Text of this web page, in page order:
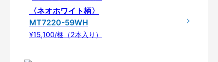
〈ネオホワイト柄〉
MT7220-59WH
¥15,100/梱（2本入り）